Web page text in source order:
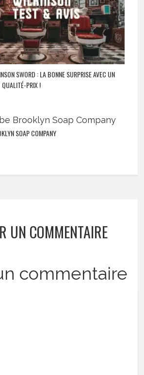
SWORD : LA BONNE SURPRISE AVEC UN
QUALITÉ-PRIX !
SOAP COMPANY
UN COMMENTAIRE
commentaire